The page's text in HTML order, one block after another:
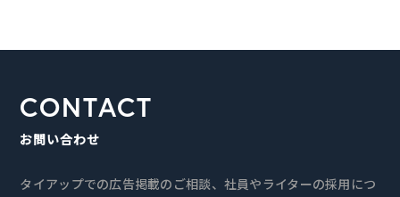
CONTACT
お問い合わせ
タイアップでの広告掲載のご相談、社員やライターの採用につ